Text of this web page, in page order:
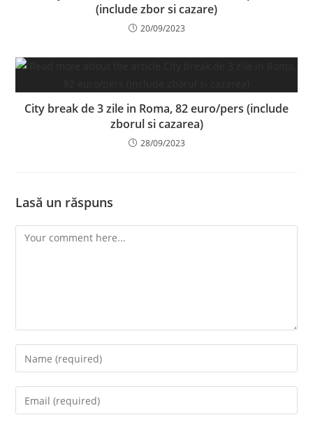
(include zbor si cazare)
20/09/2023
City break de 3 zile in Roma, 82 euro/pers (include
zborul si cazarea)
28/09/2023
Lasă un răspuns
Comment
Enter
your
name
Enter
your